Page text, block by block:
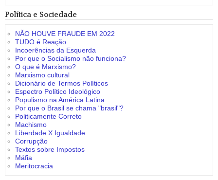
Política e Sociedade
NÃO HOUVE FRAUDE EM 2022
TUDO é Reação
Incoerências da Esquerda
Por que o Socialismo não funciona?
O que é Marxismo?
Marxismo cultural
Dicionário de Termos Políticos
Espectro Político Ideológico
Populismo na América Latina
Por que o Brasil se chama "brasil"?
Politicamente Correto
Machismo
Liberdade X Igualdade
Corrupção
Textos sobre Impostos
Máfia
Meritocracia